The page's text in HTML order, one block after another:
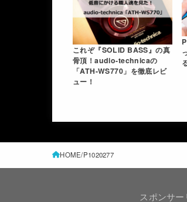
これぞ『SOLID BASS』の真
骨頂！audio-technicaの
「ATH-WS770」を徹底レビ
ュー！
HOME P1020277
スポンサー